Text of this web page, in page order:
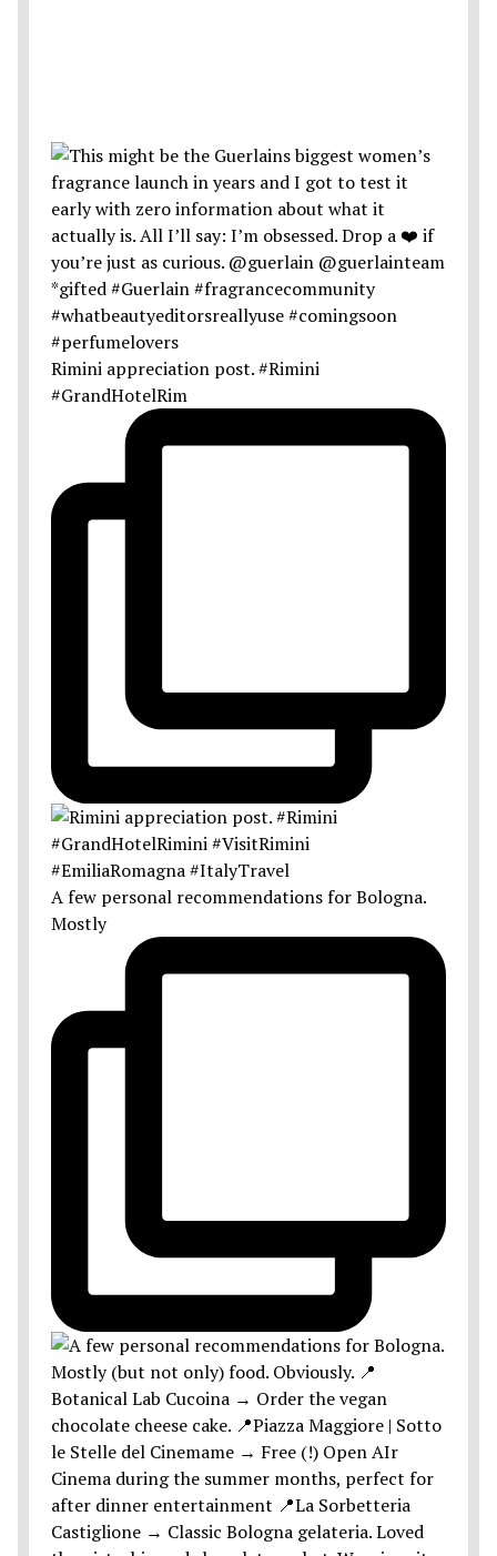
Rimini appreciation post. #Rimini
#GrandHotelRim
A few personal recommendations for Bologna.
Mostly